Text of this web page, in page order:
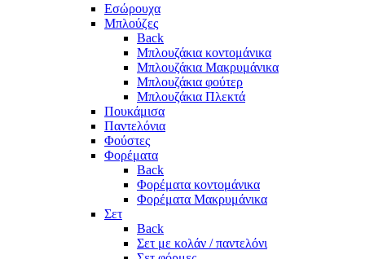
Εσώρουχα
Μπλούζες
Back
Μπλουζάκια κοντομάνικα
Μπλουζάκια Μακρυμάνικα
Μπλουζάκια φούτερ
Μπλουζάκια Πλεκτά
Πουκάμισα
Παντελόνια
Φούστες
Φορέματα
Back
Φορέματα κοντομάνικα
Φορέματα Μακρυμάνικα
Σετ
Back
Σετ με κολάν / παντελόνι